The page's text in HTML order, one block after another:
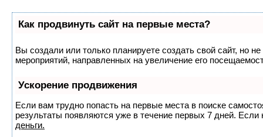
Как продвинуть сайт на первые места?
Вы создали или только планируете создать свой сайт, но
мероприятий, направленных на увеличение его
Ускорение продвижения
Если вам трудно попасть на первые места в поиске
результаты появляются уже в течение первых 7 дней.
деньги.